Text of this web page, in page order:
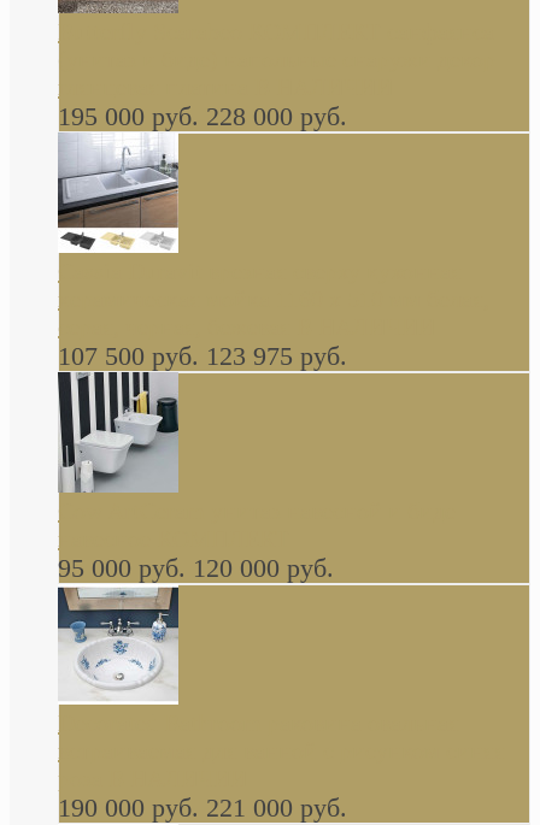
Butterfly Scarabeo КОМПЛЕКТ санфаянса
глянцевая платина В НАЛИЧИИ
195 000 руб. 228 000 руб.
керамическая мойка 1160 x 510 мм белая,
серая, черная, бежевая В НАЛИЧИИ
107 500 руб. 123 975 руб.
навесное КОМПЛЕКТ
95 000 руб. 120 000 руб.
Decorated Bathroom раковина овальная
встраиваемая для ванной с рисунком синяя
роза В НАЛИЧИИ
190 000 руб. 221 000 руб.